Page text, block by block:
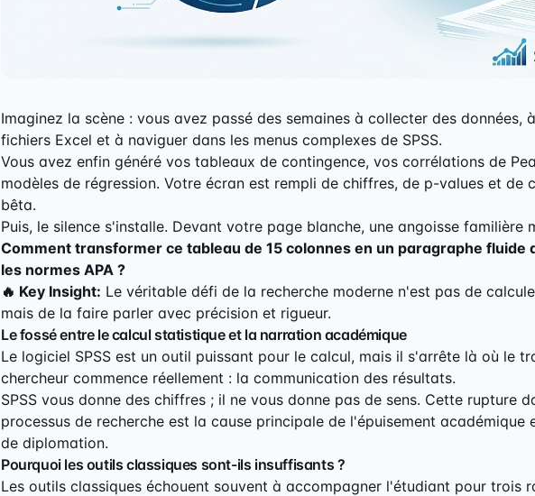
Imaginez la scène : vous avez passé des semaines à collecter des données,
fichiers Excel et à naviguer dans les menus complexes de SPSS.
Vous avez enfin généré vos tableaux de contingence, vos corrélations de
modèles de régression. Votre écran est rempli de chiffres, de p-values et de
bêta.
Puis, le silence s'installe. Devant votre page blanche, une angoisse familière
Comment transformer ce tableau de 15 colonnes en un paragraphe fluide
les normes APA ?
🔥 Key Insight: Le véritable défi de la recherche moderne n'est pas de
mais de la faire parler avec précision et rigueur.
Le fossé entre le calcul statistique et la narration académique
Le logiciel SPSS est un outil puissant pour le calcul, mais il s'arrête là où le
chercheur commence réellement : la communication des résultats.
SPSS vous donne des chiffres ; il ne vous donne pas de sens. Cette rupture
processus de recherche est la cause principale de l'épuisement académique
de diplomation.
Pourquoi les outils classiques sont-ils insuffisants ?
Les outils classiques échouent souvent à accompagner l'étudiant pour trois